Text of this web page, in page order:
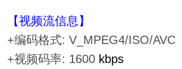
【视频流信息】
+编码格式: V_MPEG4/ISO/AVC
+视频码率: 1600 kbps